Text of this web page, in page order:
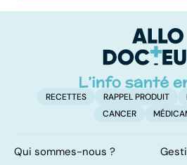
RECETTES RAPPEL PRODUIT
CANCER
Qui sommes-nous ?